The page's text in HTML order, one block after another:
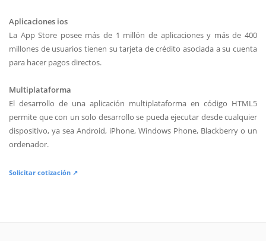
Aplicaciones ios
La App Store posee más de 1 millón de aplicaciones y más de 400
millones de usuarios tienen su tarjeta de crédito asociada a su cuenta
para hacer pagos directos.
Multiplataforma
El desarrollo de una aplicación multiplataforma en código HTML5
permite que con un solo desarrollo se pueda ejecutar desde cualquier
dispositivo, ya sea Android, iPhone, Windows Phone, Blackberry o un
ordenador.
Solicitar cotización ↗